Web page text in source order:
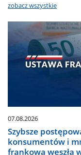
zobacz wszystkie
07.08.2026
Szybsze
konsumentów i
frankowa weszła